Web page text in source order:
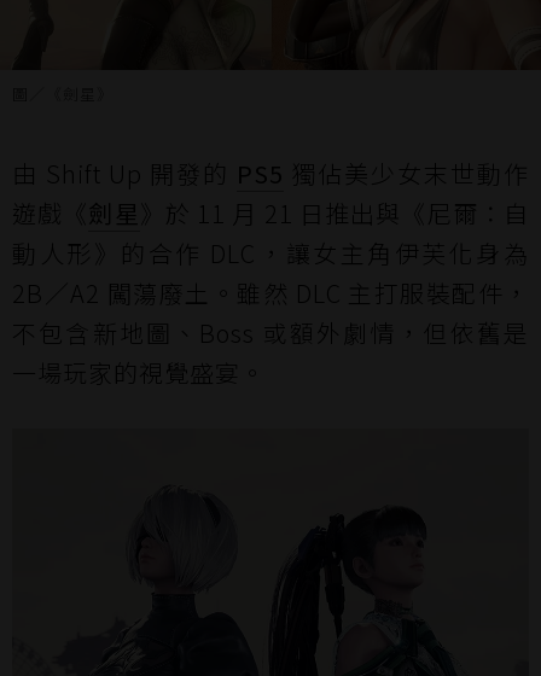
由 Shift Up 開發的 PS5 獨佔美少女末世動作
遊戲《 劍星
》於 11 月 21 日推出與《尼爾：自
動人形》的合作 DLC，讓女主角伊芙化身為
2B／A2 闖蕩廢土。雖然 DLC 主打服裝配件，
不包含新地圖、Boss 或額外劇情，但依舊是
一場玩家的視覺盛宴。